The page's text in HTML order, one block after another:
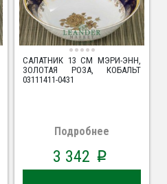
САЛАТНИК 13 СМ МЭРИ-ЭНН,
ЗОЛОТАЯ РОЗА, КОБАЛЬТ
03111411-0431
Подробнее
3 342 p